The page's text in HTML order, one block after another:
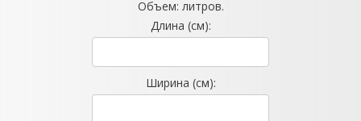
Объем: литров.
Длина (см):
Ширина (см):